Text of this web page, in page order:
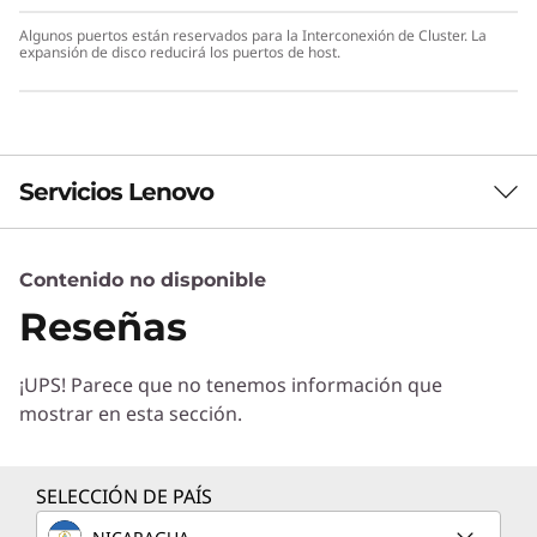
Algunos puertos están reservados para la Interconexión de Cluster. La
expansión de disco reducirá los puertos de host.
Servicios Lenovo
Servicios de Soluciones
Diseñe la mejor estrategia para su empresa.
correcta para sus exclusivas necesidades
empresariales.
Contenido no disponible
Reseñas
¡UPS! Parece que no tenemos información que
mostrar en esta sección.
SELECCIÓN DE PAÍS